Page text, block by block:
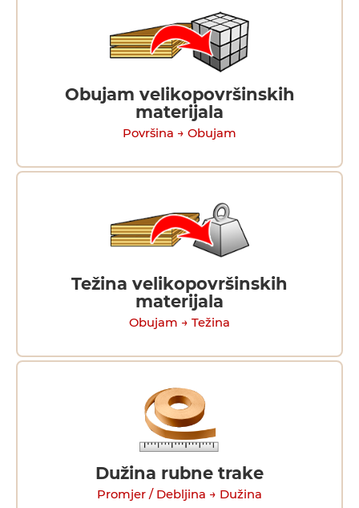
Obujam velikopovršinskih
materijala
Površina → Obujam
Težina velikopovršinskih
materijala
Obujam → Težina
Dužina rubne trake
Promjer / Debljina → Dužina